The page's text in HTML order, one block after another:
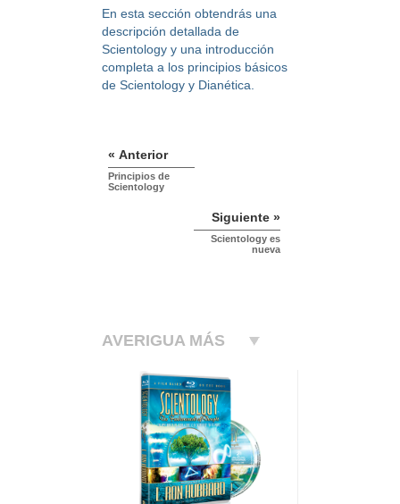
En esta sección obtendrás una
descripción detallada de
Scientology y una introducción
completa a los principios básicos
de Scientology y Dianética.
« Anterior
Principios de
Scientology
Siguiente »
Scientology es
nueva
AVERIGUA MÁS